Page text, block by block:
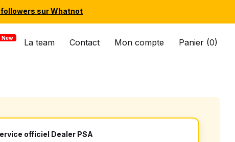
sur Whatnot
La team Contact Mon compte Panier (0)
officiel Dealer PSA